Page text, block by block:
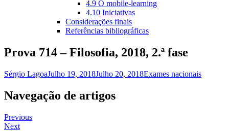
4.9 O mobile-learning
4.10 Iniciativas
Considerações finais
Referências bibliográficas
Prova 714 – Filosofia, 2018, 2.ª fase
Sérgio LagoaJulho 19, 2018Julho 20, 2018Exames nacionais
Navegação de artigos
Previous
Next